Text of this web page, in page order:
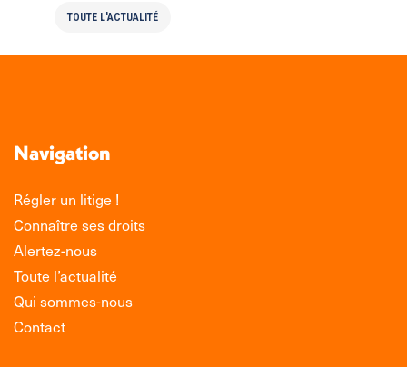
TOUTE L'ACTUALITÉ
Navigation
Régler un litige !
Connaître ses droits
Alertez-nous
Toute l’actualité
Qui sommes-nous
Contact